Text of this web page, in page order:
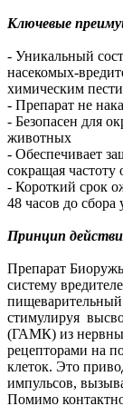
Ключевые
- Уникальный
насекомых-
химическим
- Препарат не
- Безопасен для
животных
- Обеспечивает
сокращая частоту
- Короткий срок
48 часов до сбора
Принцип
Препарат
систему
пищеварительный
стимулируя
(ГАМК) из
рецепторами на
клеток. Это
импульсов,
Помимо